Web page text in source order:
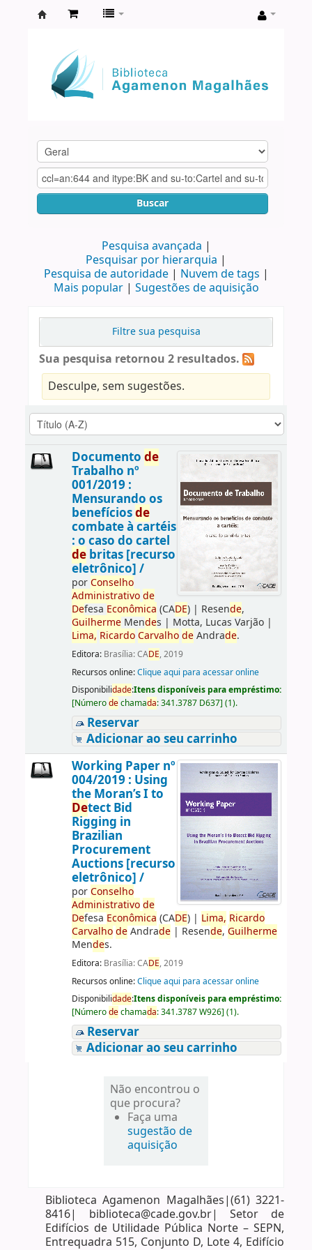
Agamenon
Magalhães
Buscar
Pesquisa avançada
Pesquisar por hierarquia
Pesquisa de autoridade
Nuvem de tags
Mais popular
Sugestões de aquisição
Filtre sua pesquisa
Sua pesquisa retornou 2 resultados.
Desculpe, sem sugestões.
Documento de
Trabalho nº
001/2019 :
Mensurando os
benefíciosde
combate à cartéis
: o caso do cartel
debritas [recurso
eletrônico] /
porConselho
Administrativo de
Defesa Econômica (CADE)| Resende,
GuilhermeMendes | Motta, Lucas Varjão|
Lima, Ricardo Carvalho deAndrade.
Editora: Brasília: CADE, 2019
Recursos online:Clique aqui para acessar online
Disponibilidade:Itens disponíveis para empréstimo:
[Númerodechamada:341.3787 D637] (1).
Reservar
Adicionar ao seu carrinho
Working Paper nº
004/2019 : Using
the Moran’s I to
Detect Bid
Rigging in
Brazilian
Procurement
Auctions [recurso
eletrônico] /
porConselho
Administrativo de
Defesa Econômica (CADE)| Lima, Ricardo
Carvalho deAndrade| Resende, Guilherme
Mendes.
Editora: Brasília: CADE, 2019
Recursos online:Clique aqui para acessar online
Disponibilidade:Itens disponíveis para empréstimo:
[Númerodechamada:341.3787 W926] (1).
Reservar
Adicionar ao seu carrinho
Não encontrou o
que procura?
Faça uma
sugestão de
aquisição
Biblioteca Agamenon Magalhães|(61) 3221-
8416| biblioteca@cade.gov.br| Setor de
Edifícios de Utilidade Pública Norte – SEPN,
Entrequadra 515, Conjunto D, Lote 4, Edifício